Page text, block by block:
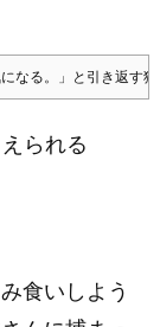
なる。」と引き返す
られる
食いしよう